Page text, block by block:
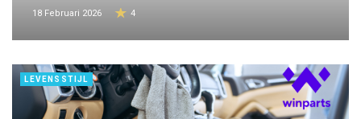
18 Februari 2026 4
LEVENSSTIJL